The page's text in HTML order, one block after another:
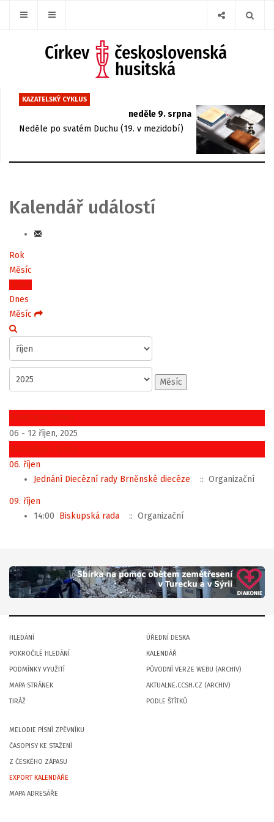
KAZATELSKÝ CYKLUS
neděle 9. srpna
Neděle po svatém Duchu (19. v mezidobí)
Kalendář událostí
Rok
Měsíc
Týden
Dnes
Měsíc
Měsíc
Předchozí týden
06 - 12 říjen, 2025
Následující týden
06. říjen
Jednání Diecézní rady Brněnské diecéze
:: Organizační
09. říjen
14:00 Biskupská rada :: Organizační
HLEDÁNÍ
POKROČILÉ HLEDÁNÍ
PODMÍNKY VYUŽITÍ
MAPA STRÁNEK
TIRÁŽ
ÚŘEDNÍ DESKA
KALENDÁŘ
PŮVODNÍ VERZE WEBU (ARCHIV)
AKTUALNE.CCSH.CZ (ARCHIV)
PODLE ŠTÍTKŮ
MELODIE PÍSNÍ ZPĚVNÍKU
ČASOPISY KE STAŽENÍ
Z ČESKÉHO ZÁPASU
EXPORT KALENDÁŘE
MAPA ADRESÁŘE